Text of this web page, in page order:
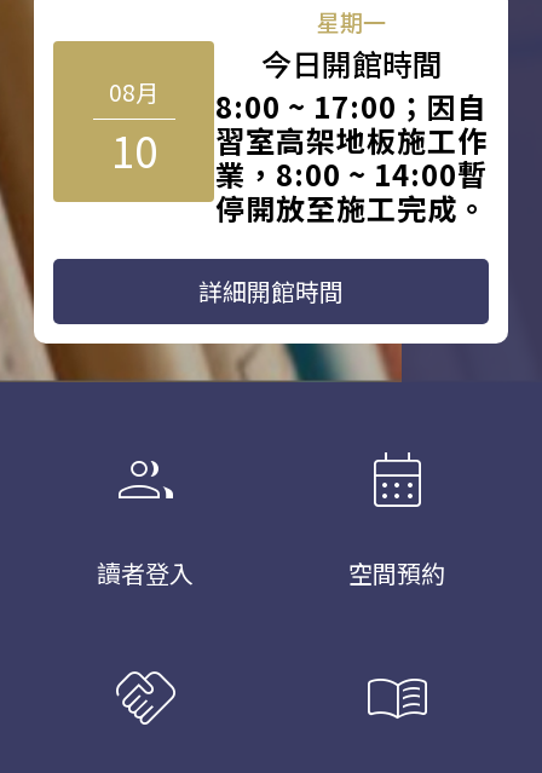
08月
10
星期一
今日開館時間
8:00 ~ 17:00；因自
習室高架地板施工作
業，8:00 ~ 14:00暫
停開放至施工完成。
詳細開館時間
group
讀者登入
calendar_month
空間預約
handshake menu_book